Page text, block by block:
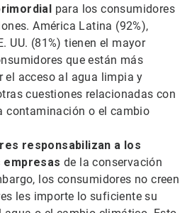
para los consumidores
América Latina (92%),
UU. (81%) tienen el mayor
que están más
el acceso al agua limpia y
cuestiones relacionadas con
contaminación o el cambio
responsabilizan a los
empresas de la conservación
los consumidores no creen
les importe lo suficiente su